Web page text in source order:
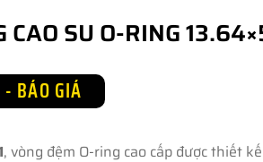
CAO SU O-RING
BÁO GIÁ
, vòng đệm O-ring cao cấp được thiết